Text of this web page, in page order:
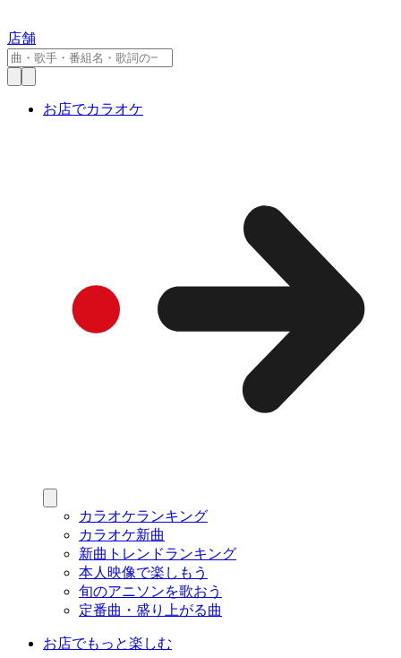
店舗
お店でカラオケ
カラオケランキング
カラオケ新曲
新曲トレンドランキング
本人映像で楽しもう
旬のアニソンを歌おう
定番曲・盛り上がる曲
お店でもっと楽しむ